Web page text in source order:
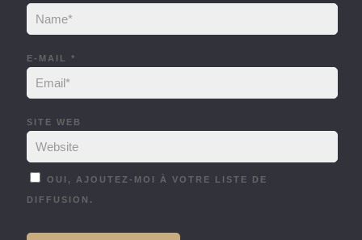
E-MAIL *
SITE WEB
OUI, AJOUTEZ-MOI À VOTRE LISTE DE
DIFFUSION.